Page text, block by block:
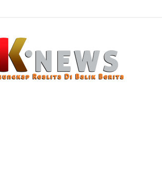
Digital di Surabaya Hampir 100 Persen